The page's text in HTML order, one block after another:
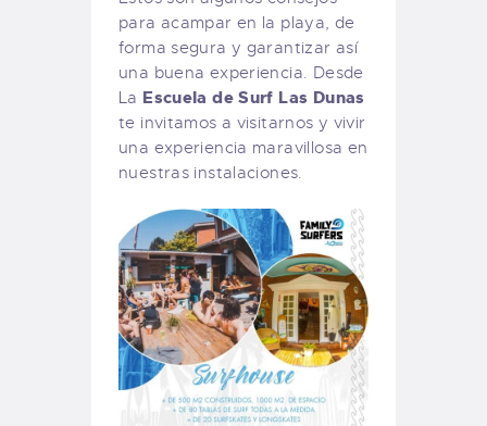
para acampar en la playa, de
forma segura y garantizar así
una buena experiencia. Desde
La Escuela de Surf Las Dunas
te invitamos a visitarnos y vivir
una experiencia maravillosa en
nuestras instalaciones.